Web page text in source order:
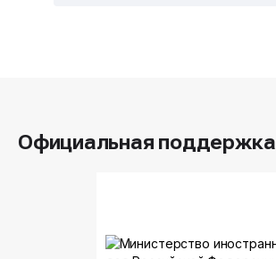
Официальная поддержка